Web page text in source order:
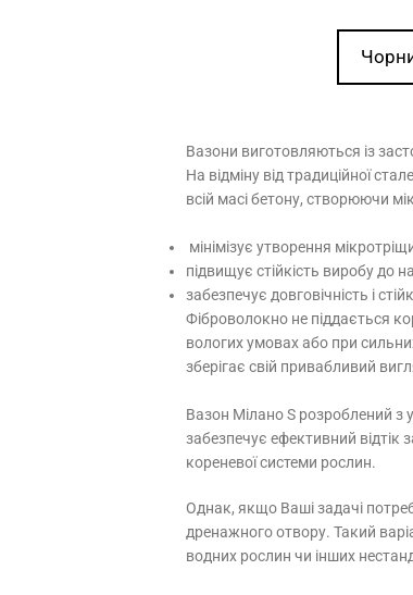
Вазони виготовляються із
На відміну від традиційної
всій масі бетону, створюючи
мінімізує утворення
підвищує стійкість виробу до
забезпечує довговічність і
Фіброволокно не піддається
вологих умовах або при
зберігає свій привабливий
Вазон Мілано S розроблений з
забезпечує ефективний відтік
кореневої системи рослин.
Однак, якщо Ваші задачі
дренажного отвору. Такий
водних рослин чи інших